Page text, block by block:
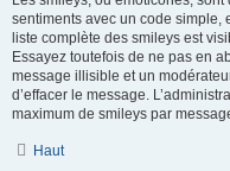
sentiments avec un code simple,
liste complète des smileys est
Essayez toutefois de ne pas en
message illisible et un
d’effacer le message.
maximum de smileys par
Haut